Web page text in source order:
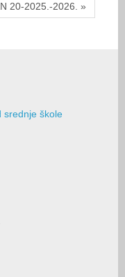
20-2025.-2026. »
srednje škole